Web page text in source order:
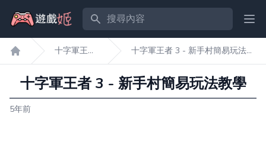
搜尋內容
遊戲姬首頁
十字軍王者
3
十字軍王者 3 - 新手村簡易玩法教
學
十字軍王者 3 - 新手村簡易玩法教學
5年前